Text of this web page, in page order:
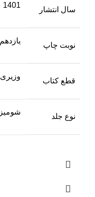
سال انتشار
1401
نوبت چاپ
یازدهم
قطع کتاب
وزیری
نوع جلد
شومیز